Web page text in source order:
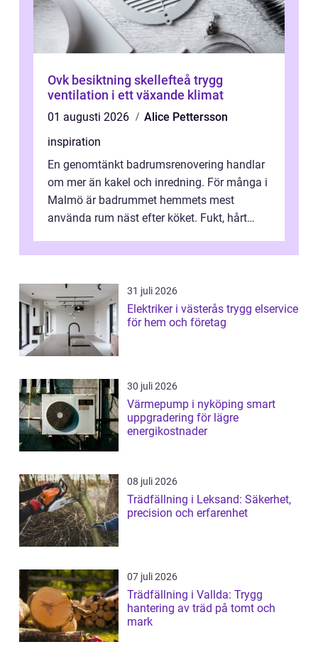
Ovk besiktning skellefteå trygg
ventilation i ett växande klimat
01 augusti 2026
Alice Pettersson
inspiration
En genomtänkt badrumsrenovering handlar
om mer än kakel och inredning. För många i
Malmö är badrummet hemmets mest
använda rum näst efter köket. Fukt, hårt
...
31 juli 2026
Elektriker i västerås trygg elservice
för hem och företag
30 juli 2026
Värmepump i nyköping smart
uppgradering för lägre
energikostnader
08 juli 2026
Trädfällning i Leksand: Säkerhet,
precision och erfarenhet
07 juli 2026
Trädfällning i Vallda: Trygg
hantering av träd på tomt och
mark